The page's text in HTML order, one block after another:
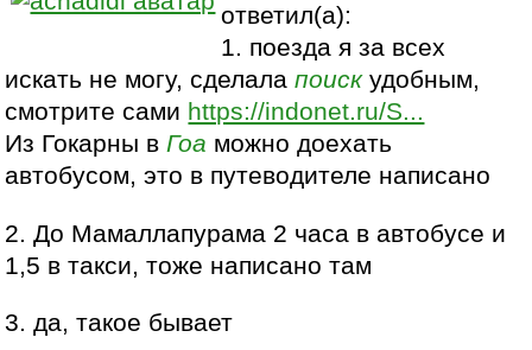
ответил(а):
1. поезда я за всех
искать не могу, сделалапоискудобным,
смотрите сами https://indonet.ru/S...
Из Гокарны вГоа можно доехать
автобусом, это в путеводителе написано
2. До Мамаллапурама 2 часа в автобусе и
1,5 в такси, тоже написано там
3. да, такое бывает